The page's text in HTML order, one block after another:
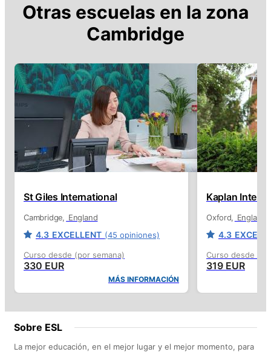
Otras escuelas en la zona
Cambridge
St Giles International
Cambridge England
4.3 EXCELLENT (45 opiniones)
Curso desde (por semana)
330 EUR
MÁS INFORMACIÓN
Kaplan
Oxford England
4.3
Curso desde
319 EUR
Sobre ESL
La mejor educación, en el mejor lugar y el mejor momento, para